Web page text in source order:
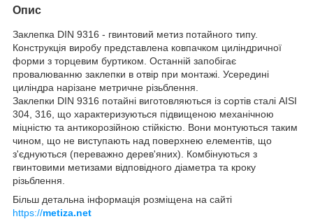
Опис
Заклепка DIN 9316 - гвинтовий метиз потайного типу.
Конструкція виробу представлена ковпачком циліндричної
форми з торцевим буртиком. Останній запобігає
провалюванню заклепки в отвір при монтажі. Усередині
циліндра нарізане метричне різьблення.
Заклепки DIN 9316 потайні виготовляються із сортів сталі AISI
304, 316, що характеризуються підвищеною механічною
міцністю та антикорозійною стійкістю. Вони монтуються таким
чином, що не виступають над поверхнею елементів, що
з'єднуються (переважно дерев'яних). Комбінуються з
гвинтовими метизами відповідного діаметра та кроку
різьблення.
Більш детальна інформація розміщена на сайті
https://metiza.net